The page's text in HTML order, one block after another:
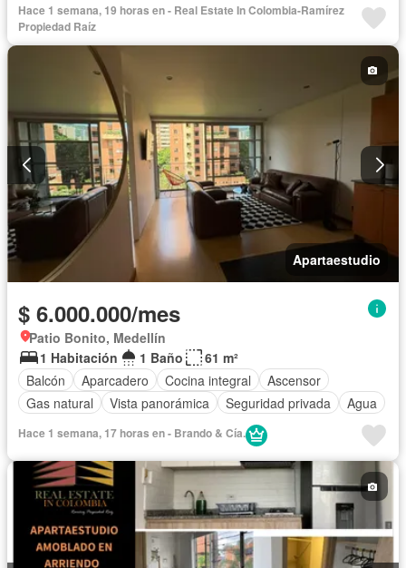
Hace 1 semana, 19 horas en - Real Estate In Colombia-Ramírez
Propiedad Raíz
Apartaestudio
$ 6.000.000/mes
Patio Bonito, Medellín
1 Habitación
1 Baño
61 m²
Balcón
Aparcadero Cocina integral
Ascensor
Gas natural
Vista panorámica Seguridad privada Agua
Hace 1 semana, 17 horas en - Brando & Cía.